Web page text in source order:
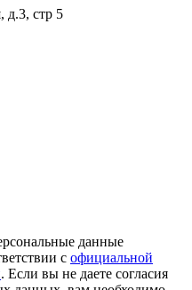
д.3, стр 5
данные
с официальной
. Если вы не даете согласия